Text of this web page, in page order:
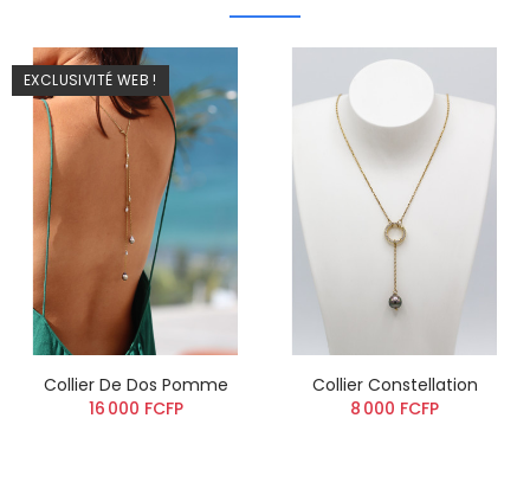
EXCLUSIVITÉ WEB !
Collier De Dos Pomme
16 000 FCFP
Collier Constellation
8 000 FCFP